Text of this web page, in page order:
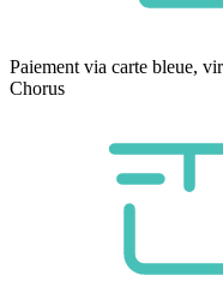
Paiement via carte bleue,
Chorus